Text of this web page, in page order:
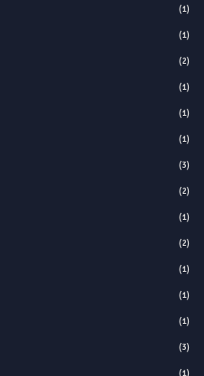
(1)
(1)
(2)
(1)
(1)
(1)
(3)
(2)
(1)
(2)
(1)
(1)
(1)
(3)
(1)